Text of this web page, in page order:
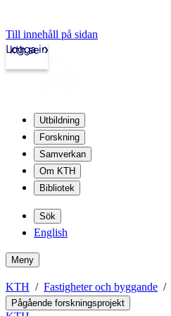
Till innehåll på sidan
kth.se
Logga in
Utbildning
Forskning
Samverkan
Om KTH
Bibliotek
Sök
English
Meny
KTH Fastigheter och byggande
Pågående forskningsprojekt